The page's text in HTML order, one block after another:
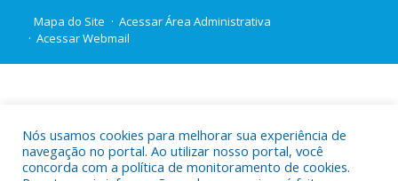
Mapa do Site
Acessar Área Administrativa
Acessar Webmail
Nós usamos cookies para melhorar sua experiência de
navegação no portal. Ao utilizar nosso portal, você
concorda com a política de monitoramento de cookies.